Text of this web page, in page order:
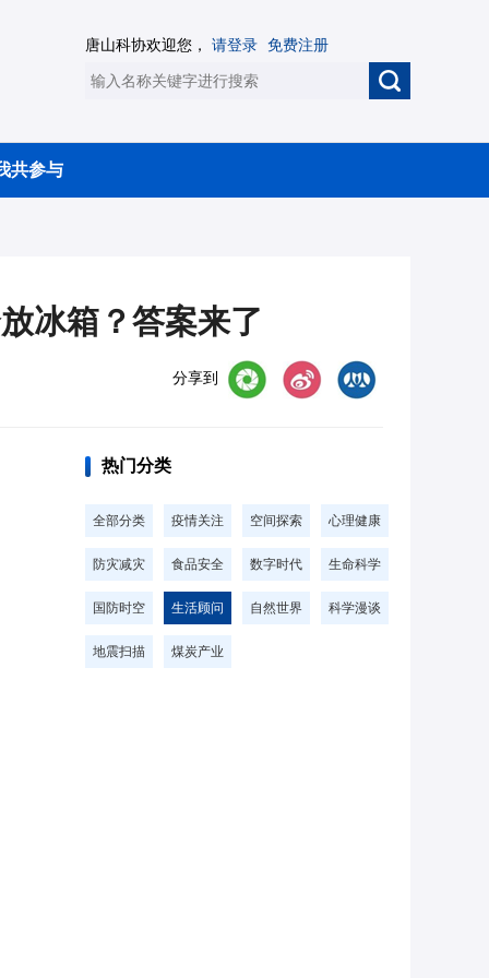
唐山科协欢迎您， 请登录 免费注册
共参与
冰箱？答案来了
分享到
热门分类
全部分类 疫情关注 空间探索 心理健康
防灾减灾 食品安全 数字时代 生命科学
国防时空 生活顾问 自然世界 科学漫谈
地震扫描 煤炭产业